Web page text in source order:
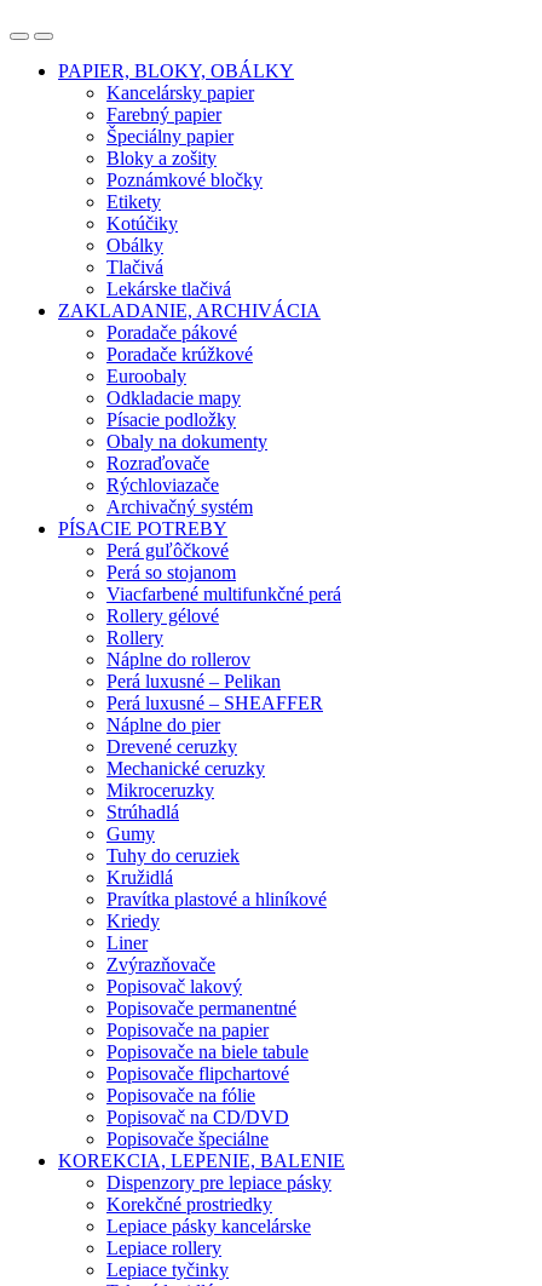
OpenClose
PAPIER, BLOKY, OBÁLKY
Kancelársky papier
Farebný papier
Špeciálny papier
Bloky a zošity
Poznámkové bločky
Etikety
Kotúčiky
Obálky
Tlačivá
Lekárske tlačivá
ZAKLADANIE, ARCHIVÁCIA
Poradače pákové
Poradače krúžkové
Euroobaly
Odkladacie mapy
Písacie podložky
Obaly na dokumenty
Rozraďovače
Rýchloviazače
Archivačný systém
PÍSACIE POTREBY
Perá guľôčkové
Perá so stojanom
Viacfarbené multifunkčné perá
Rollery gélové
Rollery
Náplne do rollerov
Perá luxusné – Pelikan
Perá luxusné – SHEAFFER
Náplne do pier
Drevené ceruzky
Mechanické ceruzky
Mikroceruzky
Strúhadlá
Gumy
Tuhy do ceruziek
Kružidlá
Pravítka plastové a hliníkové
Kriedy
Liner
Zvýrazňovače
Popisovač lakový
Popisovače permanentné
Popisovače na papier
Popisovače na biele tabule
Popisovače flipchartové
Popisovače na fólie
Popisovač na CD/DVD
Popisovače špeciálne
KOREKCIA, LEPENIE, BALENIE
Dispenzory pre lepiace pásky
Korekčné prostriedky
Lepiace pásky kancelárske
Lepiace rollery
Lepiace tyčinky